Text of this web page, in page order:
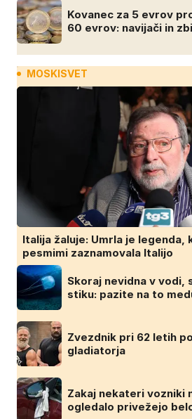
Kovanec za 5 evrov
60 evrov: navijači in
MOSKISVET
Italija žaluje: Umrla je legenda,
pesmimi zaznamovala Italijo
Skoraj nevidna v vodi,
stiku: pazite na to
Zvezdnik pri 62 letih
gladiatorja
Zakaj nekateri vozniki
ogledalo privežejo